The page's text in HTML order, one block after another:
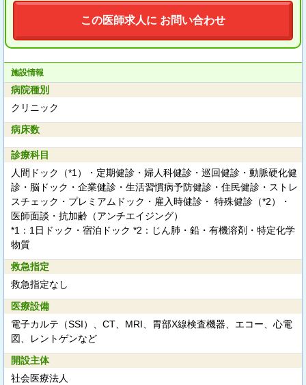
この医師求人に お問い合わせ
施設情報
病院種別
クリニック
病床数
診療科目
人間ドック（*1）・定期健診・婦人科健診・巡回健診・動脈硬化健
診・脳ドック・企業健診・生活習慣病予防健診・住民健診・ストレ
スチェック・プレミアムドック・雇入時健診・ 特殊健診（*2）・
医師面談・抗加齢（アンチエイジング）
*1：1日ドック・宿泊ドック *2：じん肺・鉛・有機溶剤・特定化学
物質
救急指定
救急指定なし
医療設備
電子カルテ（SSI）、CT、MRI、胃部X線検査機器、エコー、心電
図、レントゲンなど
開設主体
社会医療法人